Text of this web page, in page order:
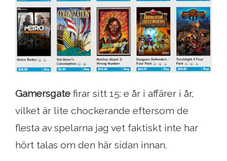
Gamersgate firar sitt 15: e år i affärer i år,
vilket är lite chockerande eftersom de
flesta av spelarna jag vet faktiskt inte har
hört talas om den här sidan innan.